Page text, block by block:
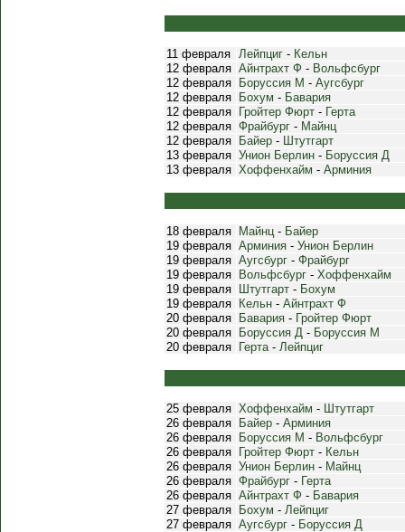
11 февраля Лейпциг - Кельн
12 февраля Айнтрахт Ф - Вольфсбург
12 февраля
Боруссия М - Аугсбург
12 февраля
Бохум - Бавария
12 февраля
Гройтер Фюрт - Герта
12 февраля Фрайбург - Майнц
12 февраля
Байер - Штутгарт
13 февраля Унион Берлин - Боруссия Д
13 февраля Хоффенхайм - Арминия
18 февраля Майнц- Байер
19 февраля Арминия - Унион Берлин
19 февраля Аугсбург - Фрайбург
19 февраля
Вольфсбург - Хоффенхайм
19 февраля
Штутгарт - Бохум
19 февраля
Кельн - Айнтрахт Ф
20 февраля
Бавария - Гройтер Фюрт
20 февраля
Боруссия Д - Боруссия М
20 февраля
Герта- Лейпциг
25 февраля Хоффенхайм - Штутгарт
26 февраля
Байер - Арминия
26 февраля
Боруссия М - Вольфсбург
26 февраля
Гройтер Фюрт - Кельн
26 февраля Унион Берлин - Майнц
26 февраля Фрайбург - Герта
26 февраля Айнтрахт Ф - Бавария
27 февраля
Бохум - Лейпциг
27 февраля Аугсбург - Боруссия Д